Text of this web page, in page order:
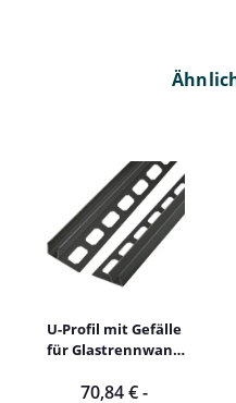
U-Profil mit Gefälle
für Glastrennwand
ab 1m
70,84 € -